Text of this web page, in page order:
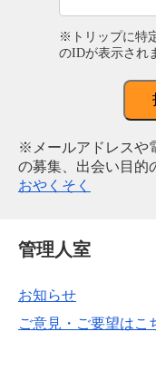
※トリップに特
のIDが表示され
※メールアドレスや
の募集、出会い目的
おやくそく
管理人室
お知らせ
ご意見・ご要望はこ